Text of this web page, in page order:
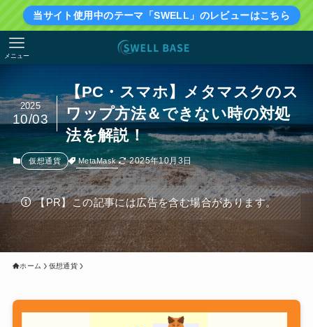
当サイト使用中のテーマ「SWELL」のレビューはこちら
メニュー
【PC・スマホ】メタマスクのス
ワップ方法＆できない時の対処
法を解説！
2025
10/03
仮想通貨 MetaMask 2025年10月3日
【PR】この記事には広告を含む場合があります。
ホーム 仮想通貨